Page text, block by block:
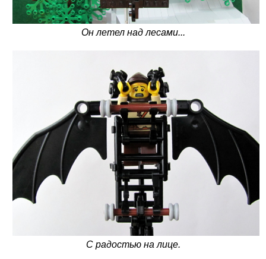
Он летел над лесами...
С радостью на лице.